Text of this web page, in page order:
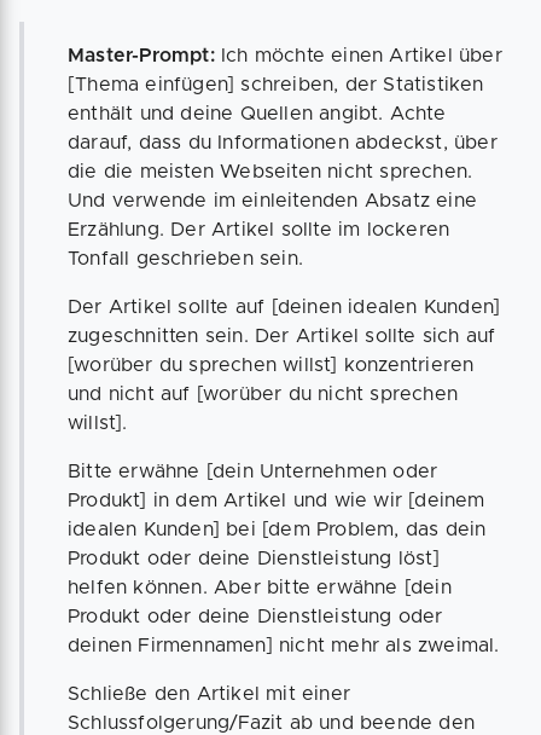
Master-Prompt:Ich möchte einen Artikel über
[Thema einfügen] schreiben, der Statistiken
enthält und deine Quellen angibt. Achte
darauf, dass du Informationen abdeckst, über
die die meisten Webseiten nicht sprechen.
Und verwende im einleitenden Absatz eine
Erzählung. Der Artikel sollte im lockeren
Tonfall geschrieben sein.
Der Artikel sollte auf [deinen idealen Kunden]
zugeschnitten sein. Der Artikel sollte sich auf
[worüber du sprechen willst] konzentrieren
und nicht auf [worüber du nicht sprechen
willst].
Bitte erwähne [dein Unternehmen oder
Produkt] in dem Artikel und wie wir [deinem
idealen Kunden] bei [dem Problem, das dein
Produkt oder deine Dienstleistung löst]
helfen können. Aber bitte erwähne [dein
Produkt oder deine Dienstleistung oder
deinen Firmennamen] nicht mehr als zweimal.
Schließe den Artikel mit einer
Schlussfolgerung/Fazit ab und beende den